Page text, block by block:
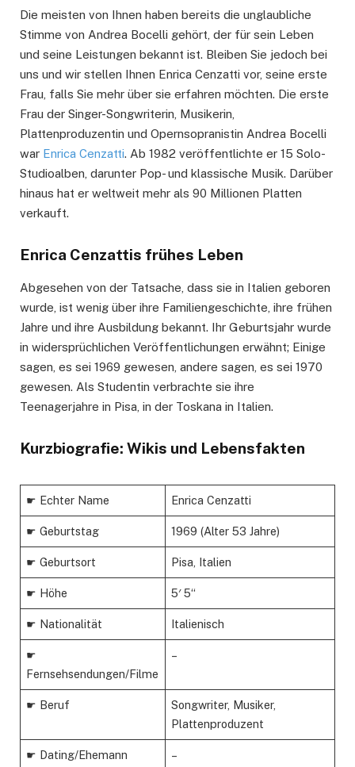
Die meisten von Ihnen haben bereits die unglaubliche
Stimme von Andrea Bocelli gehört, der für sein Leben
und seine Leistungen bekannt ist. Bleiben Sie jedoch bei
uns und wir stellen Ihnen Enrica Cenzatti vor, seine erste
Frau, falls Sie mehr über sie erfahren möchten. Die erste
Frau der Singer-Songwriterin, Musikerin,
Plattenproduzentin und Opernsopranistin Andrea Bocelli
war Enrica Cenzatti. Ab 1982 veröffentlichte er 15 Solo-
Studioalben, darunter Pop- und klassische Musik. Darüber
hinaus hat er weltweit mehr als 90 Millionen Platten
verkauft.
Enrica Cenzattis frühes Leben
Abgesehen von der Tatsache, dass sie in Italien geboren
wurde, ist wenig über ihre Familiengeschichte, ihre frühen
Jahre und ihre Ausbildung bekannt. Ihr Geburtsjahr wurde
in widersprüchlichen Veröffentlichungen erwähnt; Einige
sagen, es sei 1969 gewesen, andere sagen, es sei 1970
gewesen. Als Studentin verbrachte sie ihre
Teenagerjahre in Pisa, in der Toskana in Italien.
Kurzbiografie: Wikis und Lebensfakten
☛ Echter Name Enrica Cenzatti
☛ Geburtstag 1969 (Alter 53 Jahre)
☛ Geburtsort Pisa, Italien
☛ Höhe 5′ 5“
☛ Nationalität Italienisch
☛
Fernsehsendungen/Filme
–
☛ Beruf
Songwriter, Musiker,
Plattenproduzent
☛ Dating/Ehemann –